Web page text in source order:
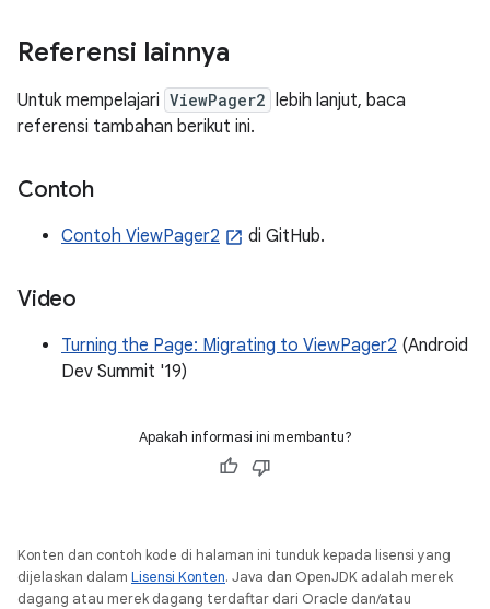
Referensi lainnya
Untuk mempelajari ViewPager2 lebih lanjut, baca
referensi tambahan berikut ini.
Contoh
Contoh ViewPager2 di GitHub.
Video
Turning the Page: Migrating to ViewPager2 (Android
Dev Summit '19)
Apakah informasi ini membantu?
Konten dan contoh kode di halaman ini tunduk kepada lisensi yang
dijelaskan dalam Lisensi Konten. Java dan OpenJDK adalah merek
dagang atau merek dagang terdaftar dari Oracle dan/atau